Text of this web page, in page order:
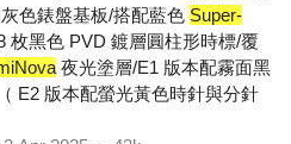
色錶盤基板/搭配藍色 Super-
枚黑色 PVD 鍍層圓柱形時標/覆
夜光塗層/E1 版本配霧面黑
E2 版本配螢光黃色時針與分針